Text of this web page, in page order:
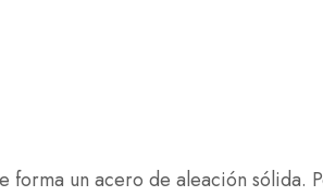
un acero de aleación sólida.